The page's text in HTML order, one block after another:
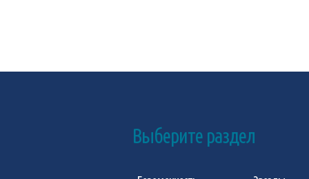
Выберите раздел